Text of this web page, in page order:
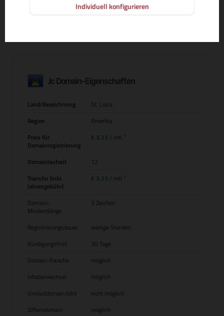
Individuell konfigurieren
.lc Domain-Eigenschaften
Land/Bezeichnung
St. Lucia
Region
Amerika
Preis für
Domainregistrierung
€ 3,33 / mtl.
Domainlaufzeit
12
Transfer (inkl.
Jahresgebühr)
€ 3,33 / mtl.
Domain-
Mindestlänge
3 Zeichen
Registrierungsdauer
wenige Stunden
Kündigungsfrist
30 Tage
Domain-Transfer
möglich
Inhaberwechsel
möglich
Umlautdomain (idn)
nicht möglich
Zifferndomain
möglich